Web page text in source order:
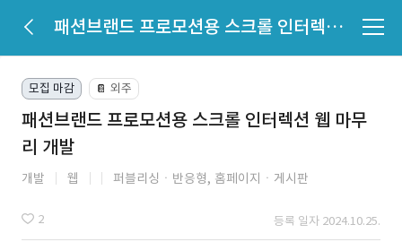
패션브랜드 프로모션용 스크롤 인터렉션 웹 마무리 개발
모집 마감 📔 외주
패션브랜드 프로모션용 스크롤 인터렉션 웹 마무
리 개발
개발 웹 퍼블리싱ㆍ반응형, 홈페이지ㆍ게시판
2 등록 일자 2024.10.25.